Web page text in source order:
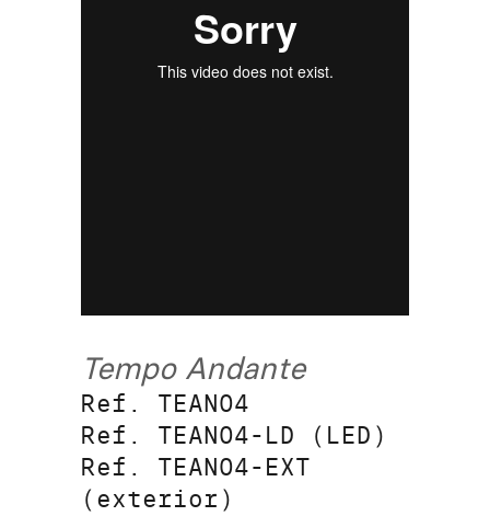
Tempo Andante
Ref. TEAN04
Ref. TEAN04-LD (LED)
Ref. TEAN04-EXT
(exterior)